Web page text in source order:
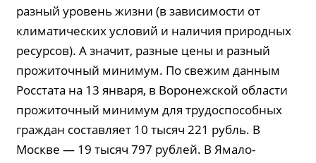
разный уровень жизни (в зависимости от
климатических условий и наличия природных
ресурсов). А значит, разные цены и разный
прожиточный минимум. По свежим данным
Росстата на 13 января, в Воронежской области
прожиточный минимум для трудоспособных
граждан составляет 10 тысяч 221 рубль. В
Москве — 19 тысяч 797 рублей. В Ямало-